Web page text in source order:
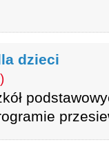
dzieci